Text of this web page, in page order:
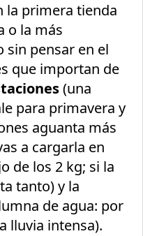
la primera tienda
o la más
sin pensar en el
que importan de
(una
para primavera y
aguanta más
a cargarla en
de los 2 kg; si la
tanto) y la
de agua: por
lluvia intensa).